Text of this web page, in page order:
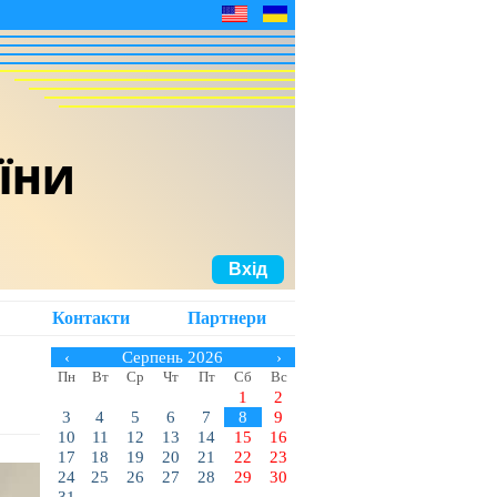
Вхід
Контакти Партнери
‹ Серпень 2026 ›
Пн Вт Ср Чт Пт Сб Вс
1
2
3
4 5 6 7 8
9
10
11 12 13 14 15
16
17
18 19 20 21 22
23
24
25 26 27 28 29
30